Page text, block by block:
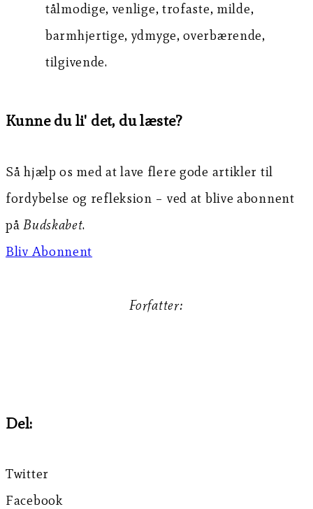
tålmodige, venlige, trofaste, milde,
barmhjertige, ydmyge, overbærende,
tilgivende.
Kunne du li' det, du læste?
Så hjælp os med at lave flere gode artikler til
fordybelse og refleksion – ved at blive abonnent
på Budskabet.
Bliv Abonnent
Forfatter:
Del:
Twitter
Facebook